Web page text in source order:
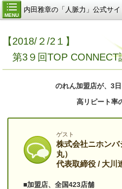
MENU
内田雅章の「人脈力」公式サイ
【2018/２/2１】
第3９回TOP CONNECT
のれん加盟店が、3
高リピート率
ゲスト
株式会社ニホン
丸）
代表取締役 / 大川
■加盟店、全国423店舗